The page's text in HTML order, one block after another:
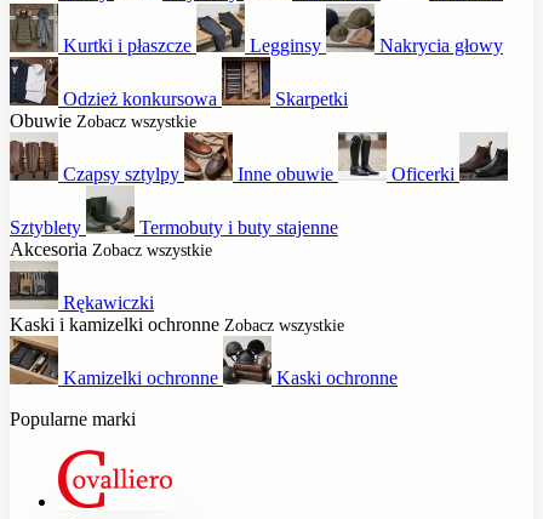
Kurtki i płaszcze Legginsy Nakrycia głowy
Odzież konkursowa
Skarpetki
Obuwie Zobacz wszystkie
Czapsy sztylpy Inne obuwie Oficerki
Sztyblety
Termobuty i buty stajenne
Akcesoria Zobacz wszystkie
Rękawiczki
Kaski i kamizelki ochronne Zobacz wszystkie
Kamizelki ochronne
Kaski ochronne
Popularne marki